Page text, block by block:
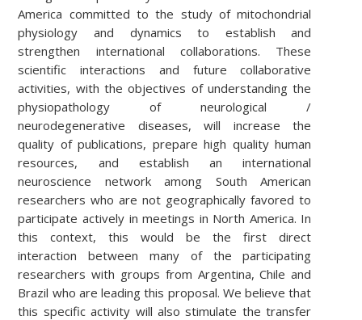
America committed to the study of mitochondrial
physiology and dynamics to establish and
strengthen international collaborations. These
scientific interactions and future collaborative
activities, with the objectives of understanding the
physiopathology of neurological /
neurodegenerative diseases, will increase the
quality of publications, prepare high quality human
resources, and establish an international
neuroscience network among South American
researchers who are not geographically favored to
participate actively in meetings in North America. In
this context, this would be the first direct
interaction between many of the participating
researchers with groups from Argentina, Chile and
Brazil who are leading this proposal. We believe that
this specific activity will also stimulate the transfer